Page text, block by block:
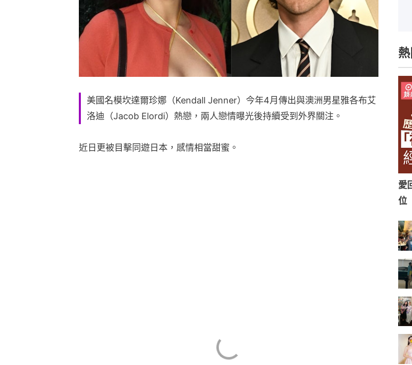
美國名模坎達爾珍娜（Kendall Jenner）今年4月傳出與澳洲男星雅各布艾
洛迪（Jacob Elordi）熱戀，兩人戀情曝光後持續受到外界關注。
近日更被目擊同遊日本，感情相當甜蜜。
愛
位